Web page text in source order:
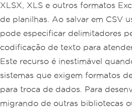
XLSX, XLS e outros formatos
de planilhas. Ao salvar em CSV
pode especificar delimitadores
codificação de texto para
Este recurso é inestimável
sistemas que exigem formatos
para troca de dados. Para
migrando de outras bibliotecas